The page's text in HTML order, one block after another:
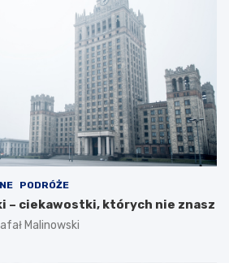
PODRÓŻE
– ciekawostki, których nie znasz
Malinowski